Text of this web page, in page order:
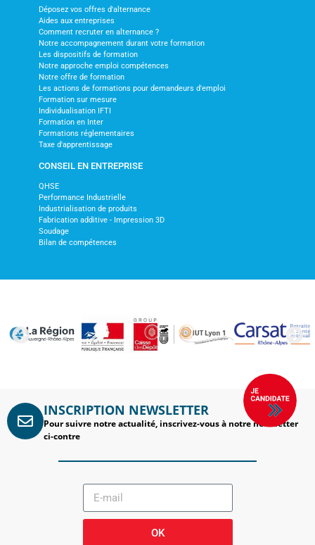
Déposez vos offres d'alternance
Aides aux entreprises
Comment recruter en alternance ?
Notre accompagnement durant votre formation
Les dispositifs de formation
Notre approche emploi compétences
Notre offre de formation
Les actions de formations pour demandeurs d'emploi
Formation sur mesure
Individualisation IFTI
Formation en Inter
Formations réglementaires
Taxe d'apprentissage
CONSEIL EN ENTREPRISE
QHSE
Performance Industrielle
Industrialisation de produits
Fabrication additive - Impression 3D
Soudage
Bilan de compétences
INSCRIPTION NEWSLETTER
Pour suivre notre actualité, inscrivez-vous à notre newsletter
ci-contre
OK